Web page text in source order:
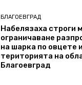
БЛАГОЕВГРАД
Набелязаха строги
ограничаване
на шарка по овцете
територията на
Благоевград